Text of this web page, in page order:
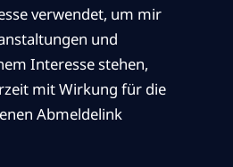
verwendet, um mir
und
Interesse stehen,
mit Wirkung für die
Abmeldelink